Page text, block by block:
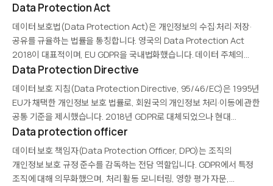
법적 요구사항 준수도 중요한 부분입니다. 사이버 위협 고도화와 규제
강화로 기업의 핵심 리스크 관리 영역이 되었습니다.
Data Protection Act
데이터 보호법(Data Protection Act)은 개인정보의 수집·처리·저장·
공유를 규율하는 법률을 통칭합니다. 영국의 Data Protection Act
2018이 대표적이며, EU GDPR을 국내법화했습니다. 데이터 주체의
권리(접근·수정·삭제·이동), 컨트롤러·프로세서 의무, 위반 시 제재를
규정합니다. 많은 국가가 유사한 법률을 제정해 글로벌 프라이버시
기준을 형성하고 있습니다.
Data Protection Directive
데이터 보호 지침(Data Protection Directive, 95/46/EC)은 1995년
EU가 채택한 개인정보 보호 법률로, 회원국의 개인정보 처리·이동에 관한
공통 기준을 제시했습니다. 2018년 GDPR로 대체되었으나 현대
프라이버시 법제의 기초를 마련했으며, 데이터 주체 권리, 컨트롤러·
프로세서 구분, 동의 원칙 같은 핵심 개념을 정립했습니다.
Data protection officer
데이터 보호 책임자(Data Protection Officer, DPO)는 조직의
개인정보 보호 규정 준수를 감독하는 전담 역할입니다. GDPR에서 특정
조직에 대해 의무화했으며, 처리 활동 모니터링, 영향 평가 자문,